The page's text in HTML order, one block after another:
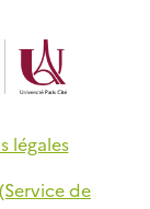
légales
de